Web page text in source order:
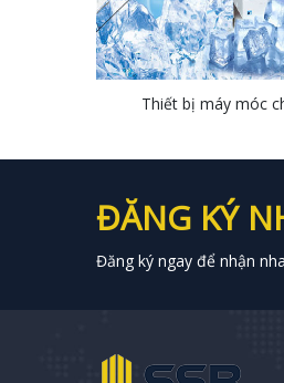
Thiết bị máy móc
ĐĂNG KÝ
Đăng ký ngay để nhận